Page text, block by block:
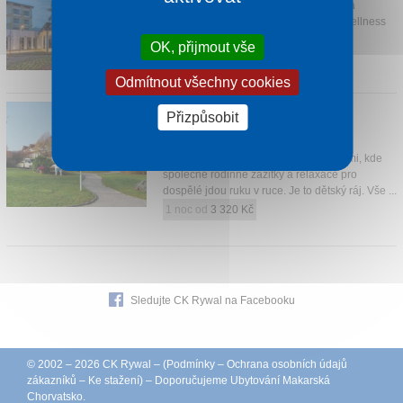
Hotel se nachází přímo na břehu jezera
Balaton, v hotelu na vás čeká Spa & Wellness
svět o velikosti 1 500 m2.
1 noc od
KOLPING HOTEL SPA & FAMILY
RESORT
Hotel je plně zařízený pro rodiny s dětmi, kde
společné rodinné zážitky a relaxace pro
dospělé jdou ruku v ruce. Je to dětský ráj. Vše ...
1 noc od 3 320 Kč
Sledujte CK Rywal na Facebooku
© 2002 – 2026 CK Rywal – (Podmínky – Ochrana osobních údajů
zákazníků – Ke stažení) – Doporučujeme Ubytování Makarská
Chorvatsko.
OK, přijmout vše
Odmítnout všechny cookies
Přizpůsobit